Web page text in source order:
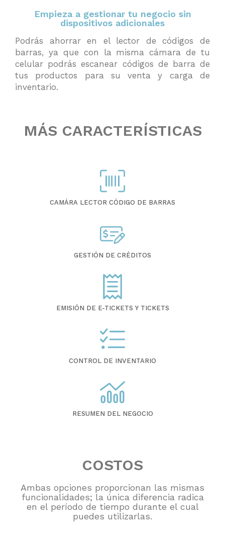
Empieza a gestionar tu negocio sin
dispositivos adicionales
Podrás ahorrar en el lector de códigos de
barras, ya que con la misma cámara de tu
celular podrás escanear códigos de barra de
tus productos para su venta y carga de
inventario.
MÁS CARACTERÍSTICAS
CAMÁRA LECTOR CÓDIGO DE BARRAS
GESTIÓN DE CRÉDITOS
EMISIÓN DE E-TICKETS Y TICKETS
CONTROL DE INVENTARIO
RESUMEN DEL NEGOCIO
COSTOS
Ambas opciones proporcionan las mismas
funcionalidades; la única diferencia radica
en el período de tiempo durante el cual
puedes utilizarlas.